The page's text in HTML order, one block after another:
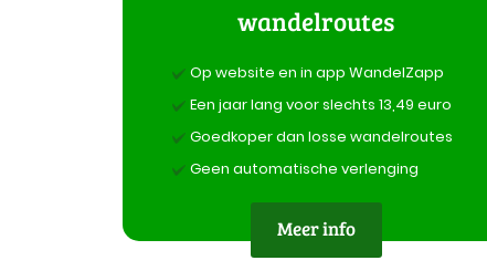
wandelroutes
Op website en in app WandelZapp
Een jaar lang voor slechts 13,49 euro
Goedkoper dan losse wandelroutes
Geen automatische verlenging
Meer info